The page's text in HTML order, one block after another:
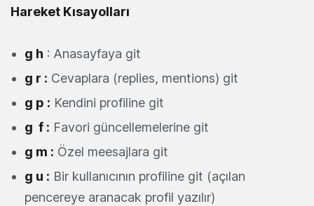
Hareket Kısayolları
g h : Anasayfaya git
g r : Cevaplara (replies, mentions) git
g p : Kendini profiline git
g f : Favori güncellemelerine git
g m : Özel meesajlara git
g u : Bir kullanıcının profiline git (açılan
pencereye aranacak profil yazılır)